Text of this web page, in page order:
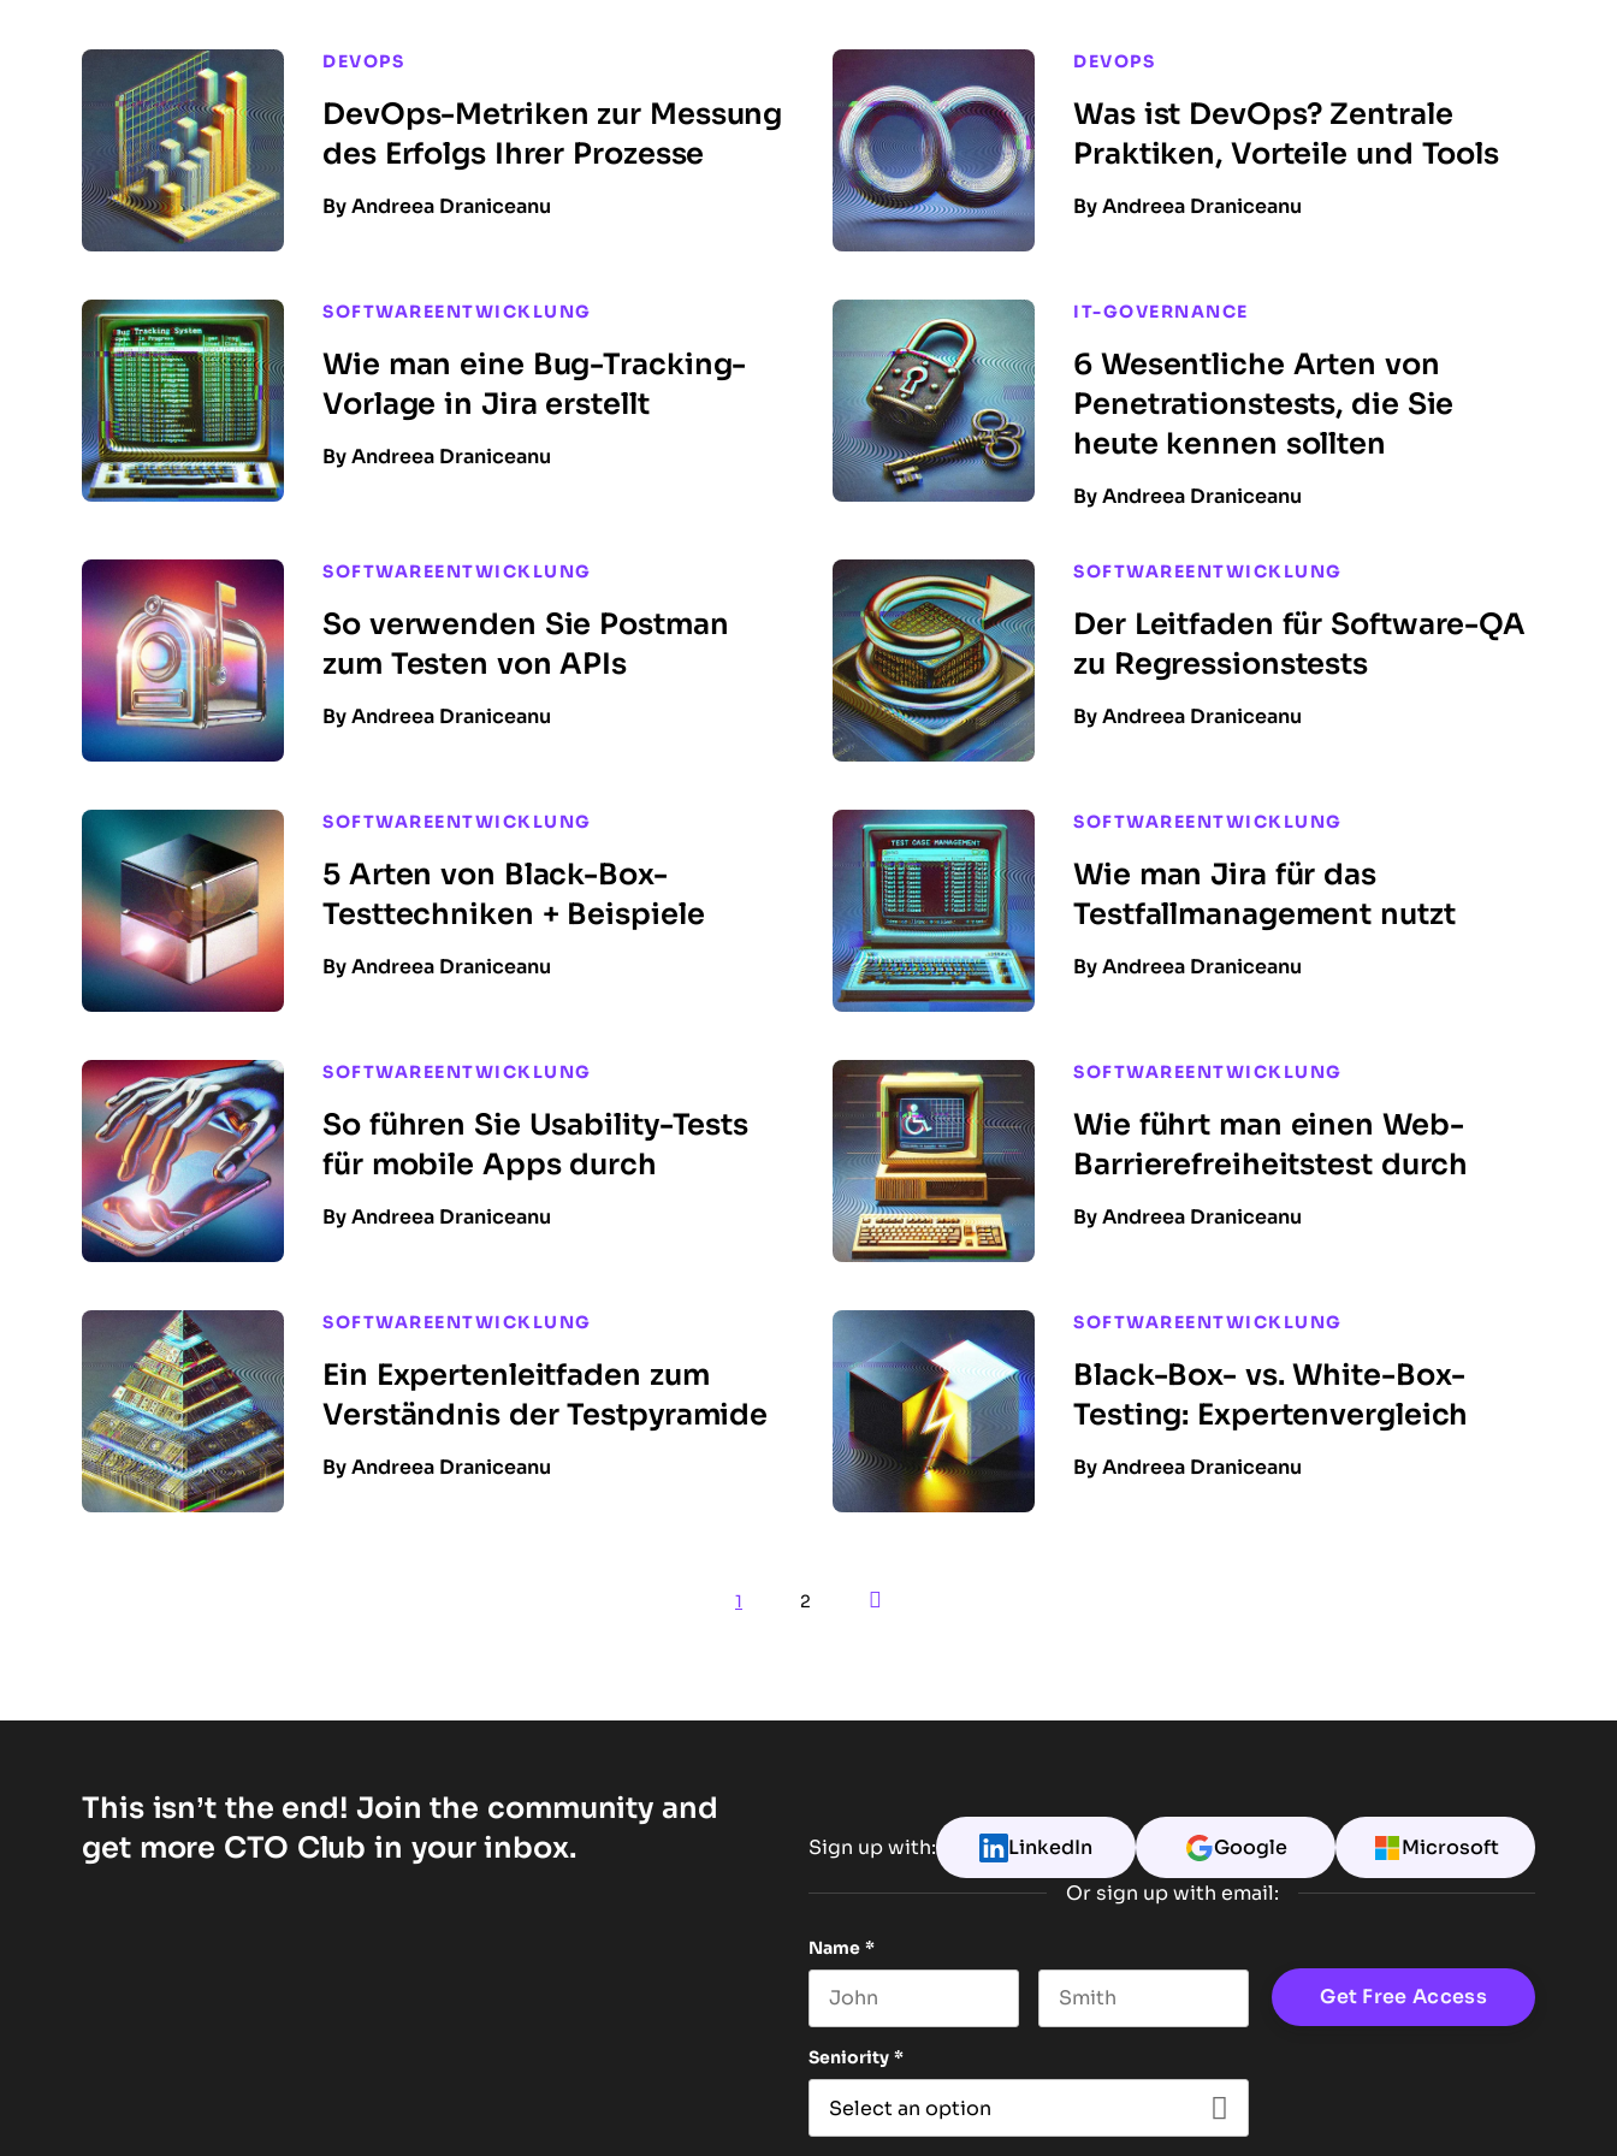
DEVOPS
DevOps-Metriken zur Messung
des Erfolgs Ihrer Prozesse
By Andreea Draniceanu
DEVOPS
Was ist DevOps? Zentrale
Praktiken, Vorteile und Tools
By Andreea Draniceanu
SOFTWAREENTWICKLUNG
Wie man eine Bug-Tracking-
Vorlage in Jira erstellt
By Andreea Draniceanu
IT-GOVERNANCE
6 Wesentliche Arten von
Penetrationstests, die Sie
heute kennen sollten
By Andreea Draniceanu
SOFTWAREENTWICKLUNG
So verwenden Sie Postman
zum Testen von APIs
By Andreea Draniceanu
SOFTWAREENTWICKLUNG
Der Leitfaden für Software-QA
zu Regressions­tests
By Andreea Draniceanu
SOFTWAREENTWICKLUNG
5 Arten von Black-Box-
Testtechniken + Beispiele
By Andreea Draniceanu
SOFTWAREENTWICKLUNG
Wie man Jira für das
Testfallmanagement nutzt
By Andreea Draniceanu
SOFTWAREENTWICKLUNG
So führen Sie Usability-Tests
für mobile Apps durch
By Andreea Draniceanu
SOFTWAREENTWICKLUNG
Wie führt man einen Web-
Barrierefreiheitstest durch
By Andreea Draniceanu
SOFTWAREENTWICKLUNG
Ein Expertenleitfaden zum
Verständnis der Testpyramide
By Andreea Draniceanu
SOFTWAREENTWICKLUNG
Black-Box- vs. White-Box-
Testing: Expertenvergleich
By Andreea Draniceanu
1 2
This isn’t the end! Join the community and
get more CTO Club in your inbox.
Sign up with: LinkedIn Google Microsoft
Or sign up with email:
Name *
Seniority *